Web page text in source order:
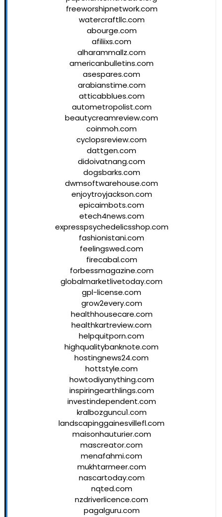
freeworshipnetwork.com
watercraftllc.com
abourge.com
afiliixs.com
alharammallz.com
americanbulletins.com
asespares.com
arabianstime.com
atticabblues.com
autometropolist.com
beautycreamreview.com
coinmoh.com
cyclopsreview.com
dattgen.com
didoivatnang.com
dogsbarks.com
dwmsoftwarehouse.com
enjoytroyjackson.com
epicaimbots.com
etech4news.com
expresspsychedelicsshop.com
fashionistani.com
feelingswed.com
firecabal.com
forbessmagazine.com
globalmarketlivetoday.com
gpl-license.com
grow2every.com
healthhousecare.com
healthkartreview.com
helpquitporn.com
highqualitybanknote.com
hostingnews24.com
hottstyle.com
howtodiyanything.com
inspiringearthlings.com
investindependent.com
kralbozguncu1.com
landscapinggainesvillefl.com
maisonhauturier.com
mascreator.com
menafahmi.com
mukhtarmeer.com
nascartoday.com
nqted.com
nzdriverlicence.com
pagalguru.com